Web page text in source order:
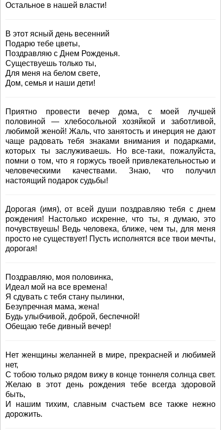
Остальное в нашей власти!
В этот ясный день весенний
Подарю тебе цветы,
Поздравляю с Днем Рожденья.
Существуешь только ты,
Для меня на белом свете,
Дом, семья и наши дети!
Приятно провести вечер дома, с моей лучшей
половиной — хлебосольной хозяйкой и заботливой,
любимой женой! Жаль, что занятость и инерция не дают
чаще радовать тебя знаками внимания и подарками,
которых ты заслуживаешь. Но все-таки, пожалуйста,
помни о том, что я горжусь твоей привлекательностью и
человеческими качествами. Знаю, что получил
настоящий подарок судьбы!
Дорогая (имя), от всей души поздравляю тебя с днем
рождения! Настолько искренне, что ты, я думаю, это
почувствуешь! Ведь человека, ближе, чем ты, для меня
просто не существует! Пусть исполнятся все твои мечты,
дорогая!
Поздравляю, моя половинка,
Идеал мой на все времена!
Я сдувать с тебя стану пылинки,
Безупречная мама, жена!
Будь улыбчивой, доброй, беспечной!
Обещаю тебе дивный вечер!
Нет женщины желанней в мире, прекрасней и любимей
нет,
С тобою только рядом вижу в конце тоннеля солнца свет.
Желаю в этот день рождения тебе всегда здоровой
быть,
И нашим тихим, славным счастьем все также нежно
дорожить.